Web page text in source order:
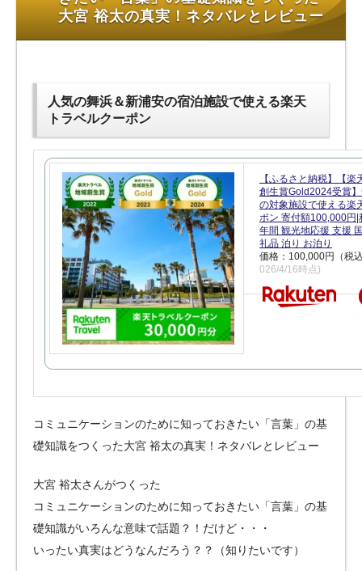
大宮 裕太の真実！ネタバレとレビュー
人気の舞浜＆新浦安の宿泊施設で使える楽天
トラベルクーポン
【ふるさと納税】【楽
創生賞Gold2024受賞
の対象施設で使える楽
ポン 寄付額100,000円|
年間 観光地応援 支援
礼品 泊り お泊り
価格：100,000円（税
026/4/16時点)
コミュニケーションのために知っておきたい「言葉」の基
礎知識をつくった大宮 裕太の真実！ネタバレとレビュー
大宮 裕太さんがつくった
コミュニケーションのために知っておきたい「言葉」の基
礎知識がいろんな意味で話題？！だけど・・・
いったい真実はどうなんだろう？？（知りたいです）